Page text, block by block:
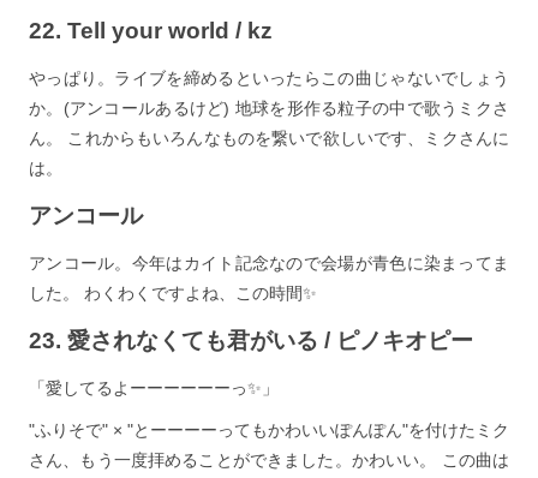
22. Tell your world / kz
やっぱり。ライブを締めるといったらこの曲じゃないでしょう
か。(アンコールあるけど) 地球を形作る粒子の中で歌うミクさ
ん。 これからもいろんなものを繋いで欲しいです、ミクさんに
は。
アンコール
アンコール。今年はカイト記念なので会場が青色に染まってま
した。 わくわくですよね、この時間✨
23. 愛されなくても君がいる / ピノキオピー
「愛してるよーーーーーーっ✨」
"ふりそで" × "とーーーーってもかわいいぽんぽん"を付けたミク
さん、もう一度拝めることができました。かわいい。 この曲は